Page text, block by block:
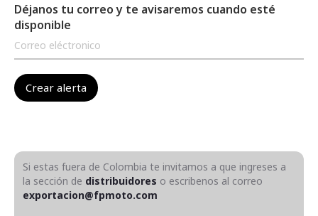
Déjanos tu correo y te avisaremos cuando esté
disponible
Si estas fuera de Colombia te invitamos a que ingreses a
la sección de distribuidores o escribenos al correo
exportacion@fpmoto.com